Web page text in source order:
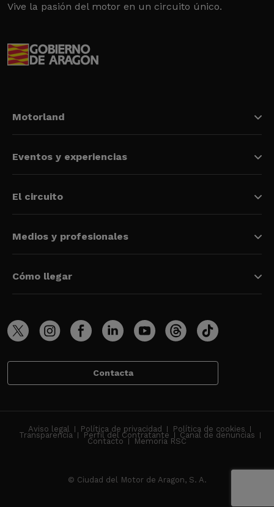
Vive la pasión del motor en un circuito único.
Motorland
Eventos y experiencias
El circuito
Medios y profesionales
Cómo llegar
Contacta
Aviso legal Política de privacidad Política de cookies
Transparencia Perfil del Contratante Canal de denuncias
Contacto Memoria RSC
© Ciudad del Motor de Aragon, S. A.